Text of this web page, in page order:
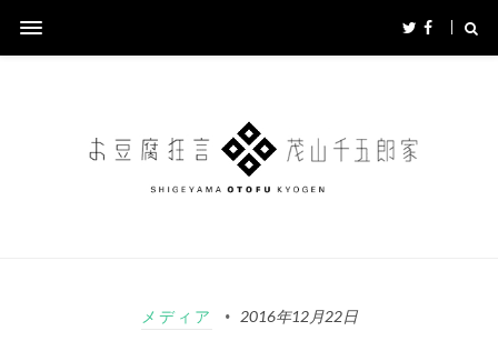
メディア 2016年12月22日